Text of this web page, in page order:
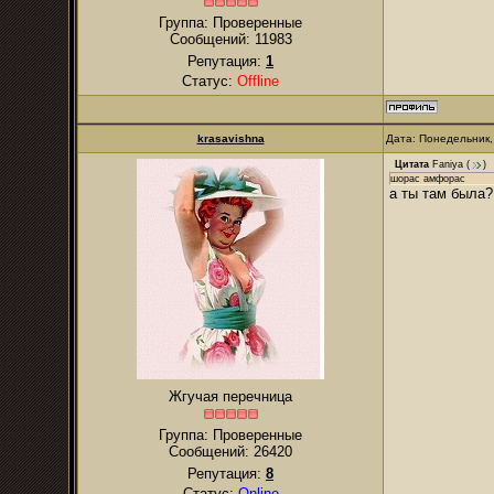
Группа: Проверенные
Сообщений: 11983
Репутация: 1
Статус: Offline
krasavishna Дата:
Жгучая перечница
Группа: Проверенные
Сообщений: 26420
Репутация: 8
Цитата Faniya (
)
шорас амфорас
а ты там была?